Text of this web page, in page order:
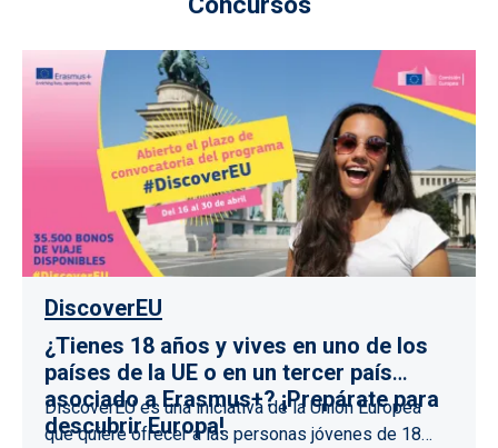
DiscoverEU
¿Tienes 18 años y vives en uno de los
países de la UE o en un tercer país
asociado a Erasmus+? ¡Prepárate para
descubrir Europa!
DiscoverEU es una iniciativa de la Unión Europea
que quiere ofrecer a las personas jóvenes de 18